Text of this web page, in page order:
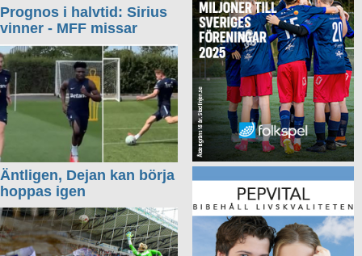
Prognos i halvtid: Sirius
vinner - MFF missar
Äntligen, Dejan kan börja
hoppas igen